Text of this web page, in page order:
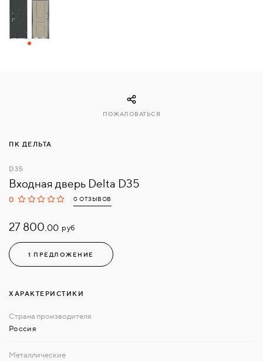
СВЯЗАТЬСЯ
ПК ДЕЛЬТА
D35
Входная дверь Delta D35
0 0 ОТЗЫВОВ
27 800.00 руб
1 ПРЕДЛОЖЕНИЕ
ПОЖАЛОВАТЬСЯ
ХАРАКТЕРИСТИКИ
Россия